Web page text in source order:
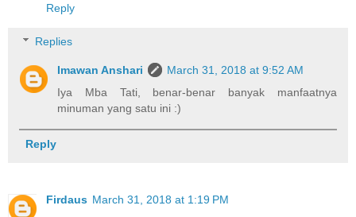
Reply
Replies
Imawan Anshari
March 31, 2018 at 9:52 AM
Iya Mba Tati, benar-benar banyak manfaatnya
minuman yang satu ini :)
Reply
Firdaus March 31, 2018 at 1:19 PM